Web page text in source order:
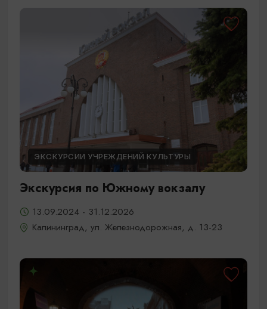
ЭКСКУРСИИ УЧРЕЖДЕНИЙ КУЛЬТУРЫ
Экскурсия по Южному вокзалу
13.09.2024 - 31.12.2026
Калининград, ул. Железнодорожная, д. 13-23